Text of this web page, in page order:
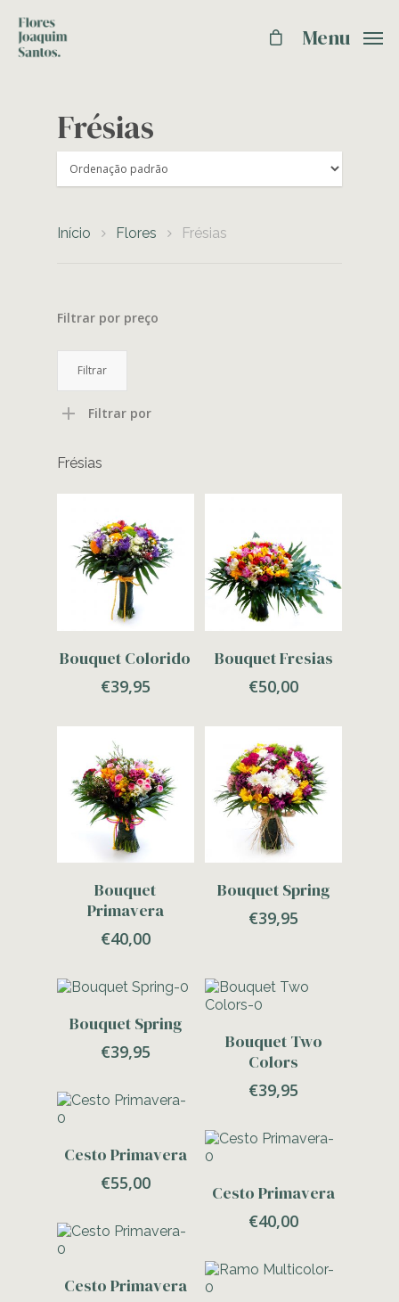
Menu
Frésias
Início Flores Frésias
Filtrar por preço
Filtrar
Filtrar por
Frésias
Bouquet Colorido
€39,95
Bouquet Fresias
€50,00
Bouquet
Primavera
€40,00
Bouquet Spring
€39,95
Bouquet Spring
€39,95
Bouquet Two
Colors
€39,95
Cesto Primavera
€55,00 Cesto Primavera
€40,00
Cesto Primavera